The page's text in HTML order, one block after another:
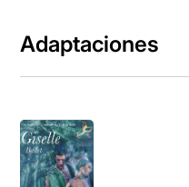
Adaptaciones